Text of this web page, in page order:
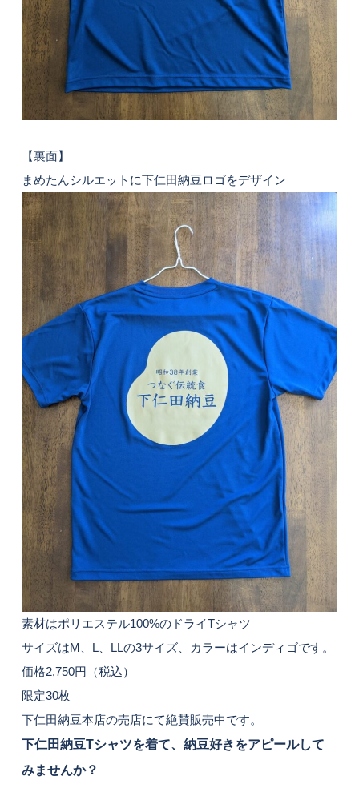
【裏面】
まめたんシルエットに下仁田納豆ロゴをデザイン
素材はポリエステル100%のドライTシャツ
サイズはM、L、LLの3サイズ、カラーはインディゴです。
価格2,750円（税込）
限定30枚
下仁田納豆本店の売店にて絶賛販売中です。
下仁田納豆Tシャツを着て、納豆好きをアピールして
みませんか？